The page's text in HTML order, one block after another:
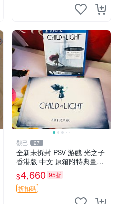
觀己 27
全新未拆封 PSV 游戲 光之子
香港版 中文 原箱附特典畫冊
輝耀上市嚴選商品 光之子 港
版 PSV 特典畫冊
$4,660 95折
折扣碼